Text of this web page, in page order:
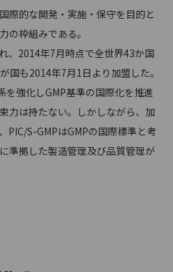
際的な開発・実施・保守を目的と
の枠組みである。
、2014年7月時点で全世界43か国
国も2014年7月1日より加盟した。
を強化しGMP基準の国際化を推進
力は持たない。しかしながら、加
PIC/S-GMPはGMPの国際標準と考
準拠した製造管理及び品質管理が